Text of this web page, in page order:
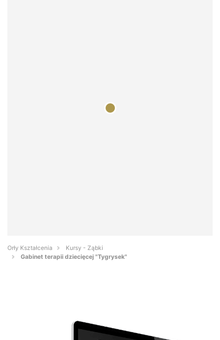
Orły Kształcenia
Kursy - Ząbki
Gabinet terapii dziecięcej "Tygrysek"